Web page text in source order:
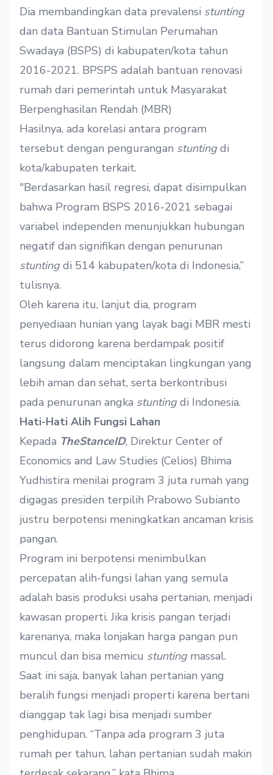
Dia membandingkan data prevalensi stunting
dan data Bantuan Stimulan Perumahan
Swadaya (BSPS) di kabupaten/kota tahun
2016-2021. BPSPS adalah bantuan renovasi
rumah dari pemerintah untuk Masyarakat
Berpenghasilan Rendah (MBR)
Hasilnya, ada korelasi antara program
tersebut dengan pengurangan stuntingdi
kota/kabupaten terkait.
"Berdasarkan hasil regresi, dapat disimpulkan
bahwa Program BSPS 2016-2021 sebagai
variabel independen menunjukkan hubungan
negatif dan signifikan dengan penurunan
stuntingdi 514 kabupaten/kota di Indonesia,”
tulisnya.
Oleh karena itu, lanjut dia, program
penyediaan hunian yang layak bagi MBR mesti
terus didorong karena berdampak positif
langsung dalam menciptakan lingkungan yang
lebih aman dan sehat, serta berkontribusi
pada penurunan angka stuntingdi Indonesia.
Hati-Hati Alih Fungsi Lahan
Kepada TheStanceID, Direktur Center of
Economics and Law Studies (Celios) Bhima
Yudhistira menilai program 3 juta rumah yang
digagas presiden terpilih Prabowo Subianto
justru berpotensi meningkatkan ancaman krisis
pangan.
Program ini berpotensi menimbulkan
percepatan alih-fungsi lahan yang semula
adalah basis produksi usaha pertanian, menjadi
kawasan properti. Jika krisis pangan terjadi
karenanya, maka lonjakan harga pangan pun
muncul dan bisa memicu stuntingmassal.
Saat ini saja, banyak lahan pertanian yang
beralih fungsi menjadi properti karena bertani
dianggap tak lagi bisa menjadi sumber
penghidupan. “Tanpa ada program 3 juta
rumah per tahun, lahan pertanian sudah makin